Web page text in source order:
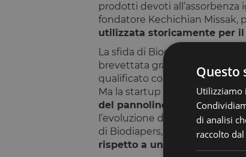
prodotti devoti
fondatore Kechichian Missak,
utilizzata storicamente per
La sfida di Biodiapers è quindi
brevettata grazie a cui i
qualificato come un prodotto
Ma la startup non si ferma
del pannolino
. Oggi,
l’evoluzione dal punto di
di Biodiapers, sostiene invece
rispetto a una competizione
Questo
Utilizziamo
di analisi
raccolto